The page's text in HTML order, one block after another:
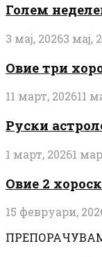
Голем
3 мај, 20263 мај,
Овие три
11 март, 202611
Руски
1 март, 20261
Овие 2
15 февруари,